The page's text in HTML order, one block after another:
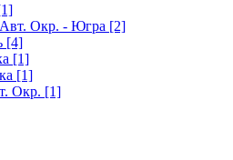
Окр. - Югра [2]
[4]
[1]
[1]
Окр. [1]